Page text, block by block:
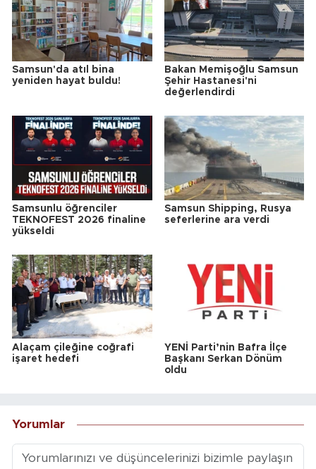
Samsun'da atıl bina
yeniden hayat buldu!
Bakan Memişoğlu Samsun
Şehir Hastanesi'ni
değerlendirdi
Samsunlu öğrenciler
TEKNOFEST 2026 finaline
yükseldi
Samsun Shipping, Rusya
seferlerine ara verdi
Alaçam çileğine coğrafi
işaret hedefi
YENİ Parti’nin Bafra İlçe
Başkanı Serkan Dönüm
oldu
Yorumlar